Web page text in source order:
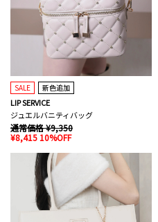
SALE 新色追加
LIP SERVICE
ジュエルバニティバッグ
通常価格 ¥9,350
¥8,415 10%OFF